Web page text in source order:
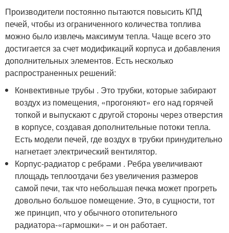
Производители постоянно пытаются повысить КПД
печей, чтобы из ограниченного количества топлива
можно было извлечь максимум тепла. Чаще всего это
достигается за счет модификаций корпуса и добавления
дополнительных элементов. Есть несколько
распространенных решений:
Конвективные трубы . Это трубки, которые забирают
воздух из помещения, «прогоняют» его над горячей
топкой и выпускают с другой стороны через отверстия
в корпусе, создавая дополнительные потоки тепла.
Есть модели печей, где воздух в трубки принудительно
нагнетает электрический вентилятор.
Корпус-радиатор с ребрами . Ребра увеличивают
площадь теплоотдачи без увеличения размеров
самой печи, так что небольшая печка может прогреть
довольно большое помещение. Это, в сущности, тот
же принцип, что у обычного отопительного
радиатора-«гармошки» – и он работает.